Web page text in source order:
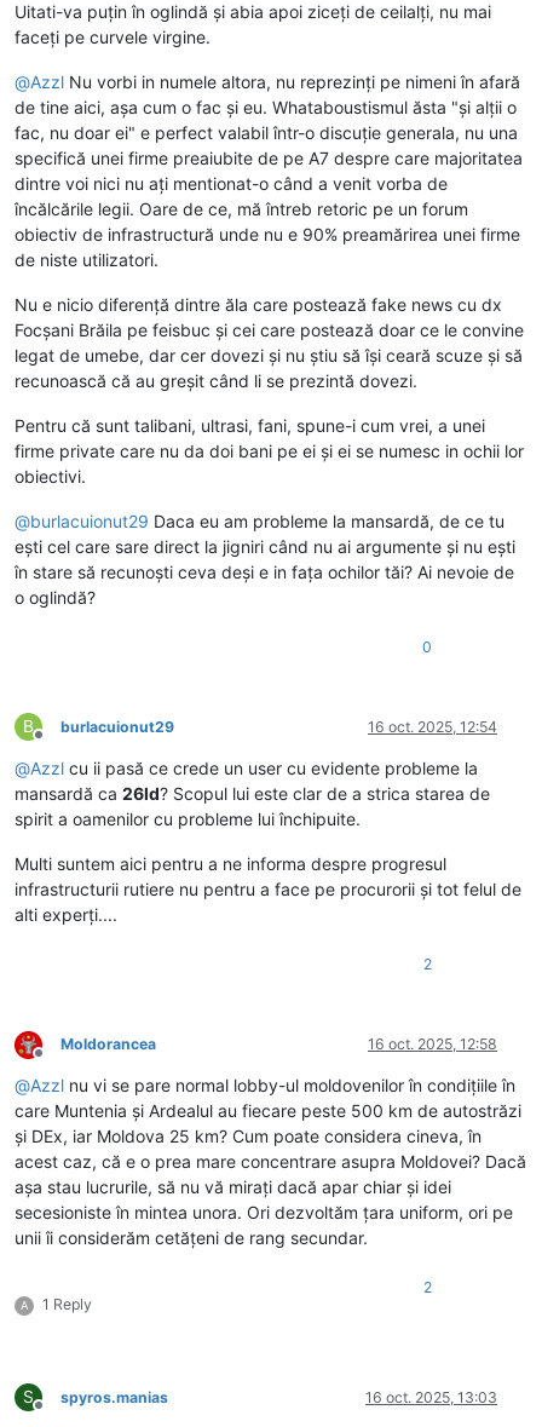
Uitati-va puțin în oglindă și abia apoi ziceți de ceilalți, nu mai
faceți pe curvele virgine.
@Azzl Nu vorbi in numele altora, nu reprezinți pe nimeni în afară
de tine aici, așa cum o fac și eu. Whataboustismul ăsta "și alții o
fac, nu doar ei" e perfect valabil într-o discuție generala, nu una
specifică unei firme preaiubite de pe A7 despre care majoritatea
dintre voi nici nu ați mentionat-o când a venit vorba de
încălcările legii. Oare de ce, mă întreb retoric pe un forum
obiectiv de infrastructură unde nu e 90% preamărirea unei firme
de niste utilizatori.
Nu e nicio diferență dintre ăla care postează fake news cu dx
Focșani Brăila pe feisbuc și cei care postează doar ce le convine
legat de umebe, dar cer dovezi și nu știu să își ceară scuze și să
recunoască că au greșit când li se prezintă dovezi.
Pentru că sunt talibani, ultrasi, fani, spune-i cum vrei, a unei
firme private care nu da doi bani pe ei și ei se numesc in ochii lor
obiectivi.
@burlacuionut29 Daca eu am probleme la mansardă, de ce tu
ești cel care sare direct la jigniri când nu ai argumente și nu ești
în stare să recunoști ceva deși e in fața ochilor tăi? Ai nevoie de
o oglindă?
0
B
Deconectat
burlacuionut29 16 oct. 2025, 12:54
@Azzl cu ii pasă ce crede un user cu evidente probleme la
mansardă ca 26ld? Scopul lui este clar de a strica starea de
spirit a oamenilor cu probleme lui închipuite.
Multi suntem aici pentru a ne informa despre progresul
infrastructurii rutiere nu pentru a face pe procurorii și tot felul de
alti experți....
2
Deconectat
Moldorancea 16 oct. 2025, 12:58
@Azzl nu vi se pare normal lobby-ul moldovenilor în condițiile în
care Muntenia și Ardealul au fiecare peste 500 km de autostrăzi
și DEx, iar Moldova 25 km? Cum poate considera cineva, în
acest caz, că e o prea mare concentrare asupra Moldovei? Dacă
așa stau lucrurile, să nu vă mirați dacă apar chiar și idei
secesioniste în mintea unora. Ori dezvoltăm țara uniform, ori pe
unii îi considerăm cetățeni de rang secundar.
A 1 Reply
2
S
Deconectat
spyros.manias 16 oct. 2025, 13:03